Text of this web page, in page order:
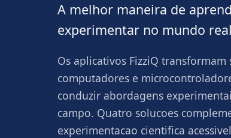
A melhor maneira de
experimentar no mundo
Os aplicativos FizziQ
computadores e
conduzir abordagens
campo. Quatro solucoes
experimentacao cientifica